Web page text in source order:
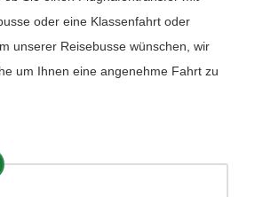
oder eine Klassenfahrt oder
unserer Reisebusse wünschen, wir
um Ihnen eine angenehme Fahrt zu